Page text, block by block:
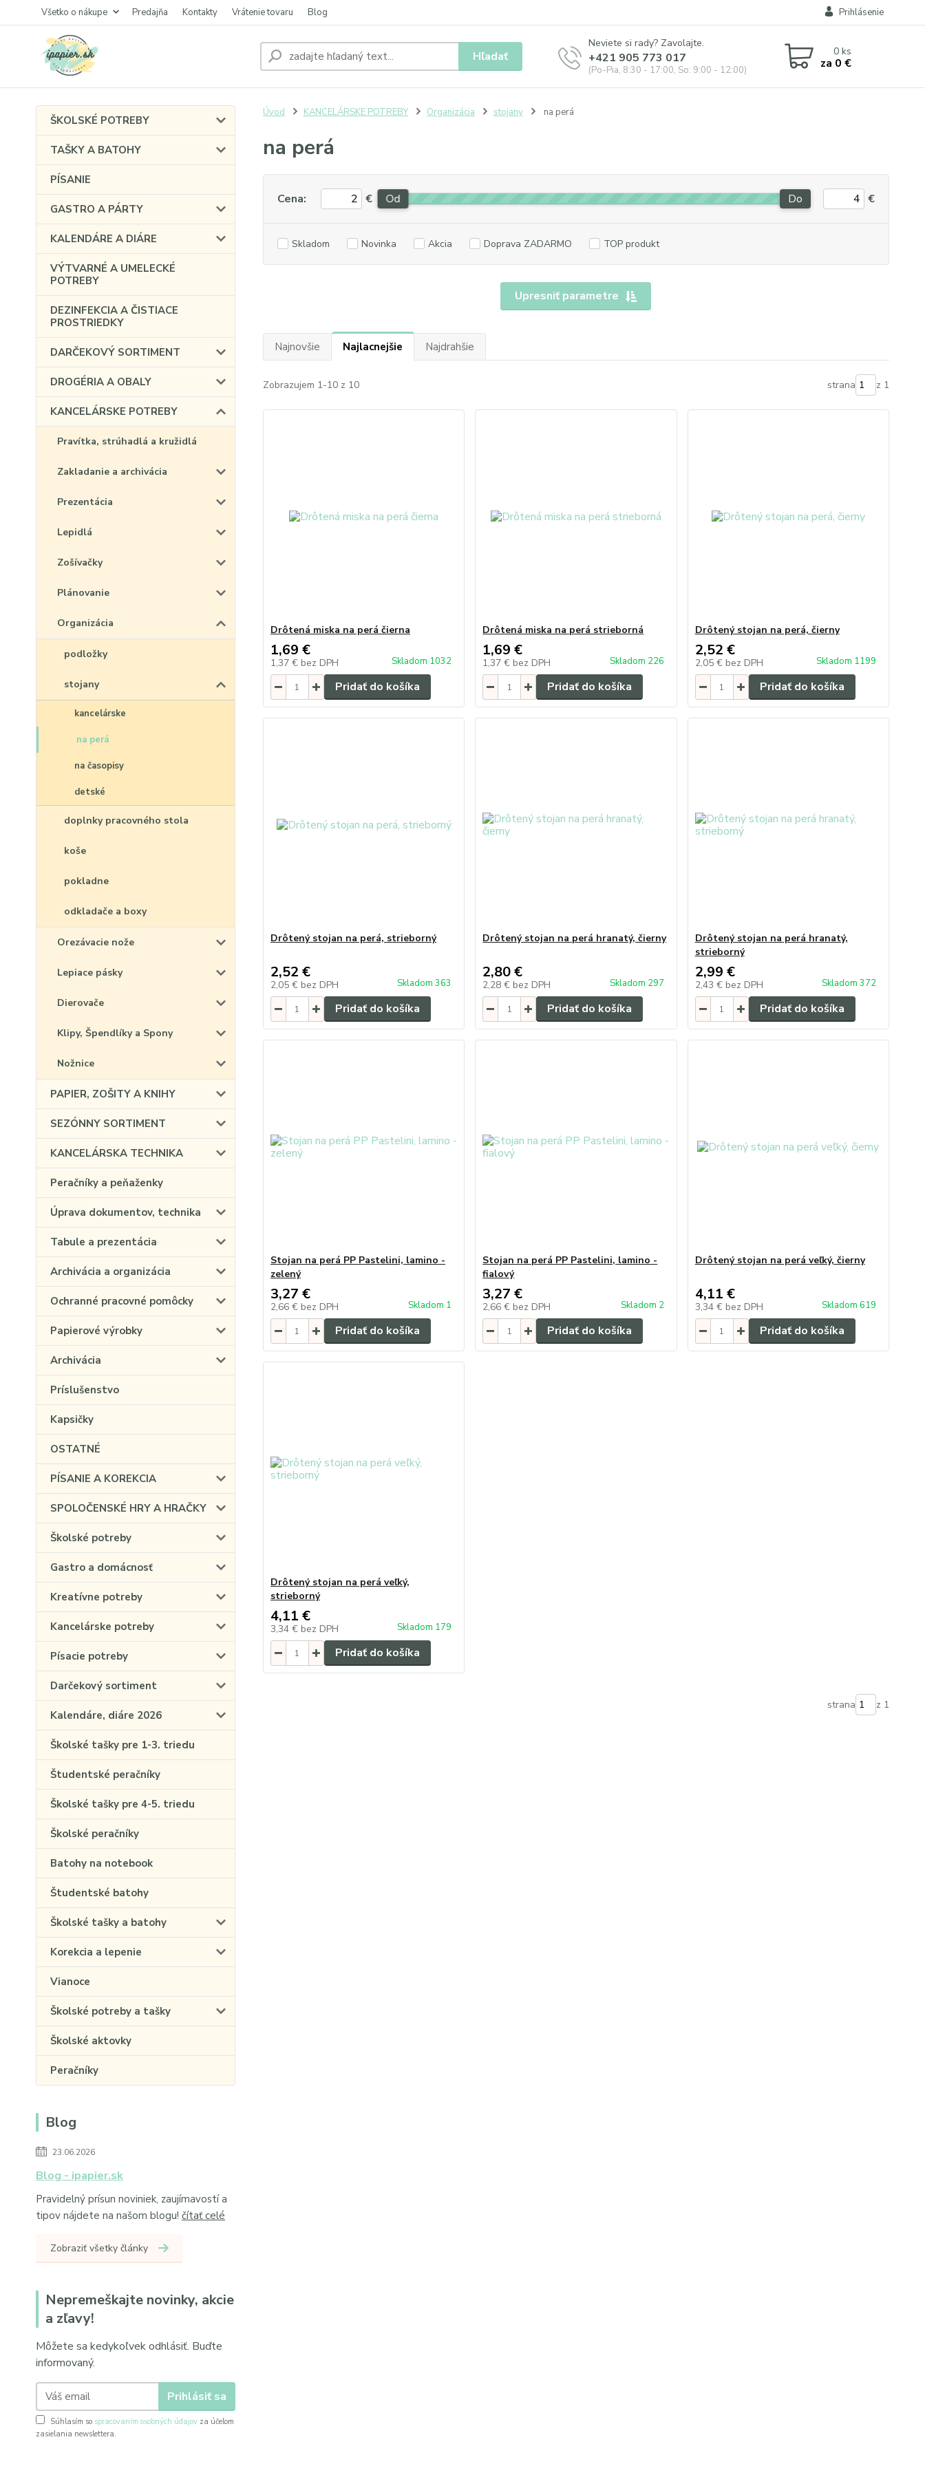
Všetko o nákupe Predajňa Kontakty Vrátenie tovaru Blog Prihlásenie
Hľadať
Neviete si rady? Zavolajte.
+421 905 773 017
(Po-Pia, 8:30 - 17:00, So: 9:00 - 12:00)
0ks
za 0 €
ŠKOLSKÉ POTREBY
TAŠKY A BATOHY
PÍSANIE
GASTRO A PÁRTY
KALENDÁRE A DIÁRE
VÝTVARNÉ A UMELECKÉ
POTREBY
DEZINFEKCIA A ČISTIACE
PROSTRIEDKY
DARČEKOVÝ SORTIMENT
DROGÉRIA A OBALY
KANCELÁRSKE POTREBY
Pravítka, strúhadlá a kružidlá
Zakladanie a archivácia
Prezentácia
Lepidlá
Zošívačky
Plánovanie
Organizácia
podložky
stojany
kancelárske
na perá
na časopisy
detské
doplnky pracovného stola
koše
pokladne
odkladače a boxy
Orezávacie nože
Lepiace pásky
Dierovače
Klipy, Špendlíky a Spony
Nožnice
PAPIER, ZOŠITY A KNIHY
SEZÓNNY SORTIMENT
KANCELÁRSKA TECHNIKA
Peračníky a peňaženky
Úprava dokumentov, technika
Tabule a prezentácia
Archivácia a organizácia
Ochranné pracovné pomôcky
Papierové výrobky
Archivácia
Príslušenstvo
Kapsičky
OSTATNÉ
PÍSANIE A KOREKCIA
SPOLOČENSKÉ HRY A HRAČKY
Školské potreby
Gastro a domácnosť
Kreatívne potreby
Kancelárske potreby
Písacie potreby
Darčekový sortiment
Kalendáre, diáre 2026
Školské tašky pre 1-3. triedu
Študentské peračníky
Školské tašky pre 4-5. triedu
Školské peračníky
Batohy na notebook
Študentské batohy
Školské tašky a batohy
Korekcia a lepenie
Vianoce
Školské potreby a tašky
Školské aktovky
Peračníky
Blog
23.06.2026
Blog - ipapier.sk
Pravidelný prísun noviniek, zaujímavostí a
tipov nájdete na našom blogu! čítať celé
Zobraziť všetky články
Nepremeškajte novinky, akcie
a zľavy!
Môžete sa kedykoľvek odhlásiť. Buďte
informovaný.
Prihlásiť sa
Súhlasím so spracovaním osobných údajov za účelom
zasielania newslettera.
Úvod KANCELÁRSKE POTREBY Organizácia stojany na perá
na perá
Upresniť parametre
Cena: € Od Do €
Skladom Novinka Akcia Doprava ZADARMO TOP produkt
Najnovšie Najlacnejšie Najdrahšie
Zobrazujem 1-10 z 10 strana z 1
Drôtená miska na perá čierna
1,69 €
1,37 € bez DPH Skladom 1032
Pridať do košíka
Drôtená miska na perá strieborná
1,69 €
1,37 € bez DPH Skladom 226
Pridať do košíka
Drôtený stojan na perá, čierny
2,52 €
2,05 € bez DPH Skladom 1199
Pridať do košíka
Drôtený stojan na perá, strieborný
2,52 €
2,05 € bez DPH Skladom 363
Pridať do košíka
Drôtený stojan na perá hranatý, čierny
2,80 €
2,28 € bez DPH Skladom 297
Pridať do košíka
Drôtený stojan na perá hranatý,
strieborný
2,99 €
2,43 € bez DPH Skladom 372
Pridať do košíka
Stojan na perá PP Pastelini, lamino -
zelený
3,27 €
2,66 € bez DPH Skladom 1
Pridať do košíka
Stojan na perá PP Pastelini, lamino -
fialový
3,27 €
2,66 € bez DPH Skladom 2
Pridať do košíka
Drôtený stojan na perá veľký, čierny
4,11 €
3,34 € bez DPH Skladom 619
Pridať do košíka
Drôtený stojan na perá veľký,
strieborný
4,11 €
3,34 € bez DPH Skladom 179
Pridať do košíka
strana z 1